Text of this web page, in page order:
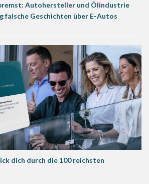
Autohersteller und Ölindustrie
falsche Geschichten über E-Autos
dich durch die 100 reichsten